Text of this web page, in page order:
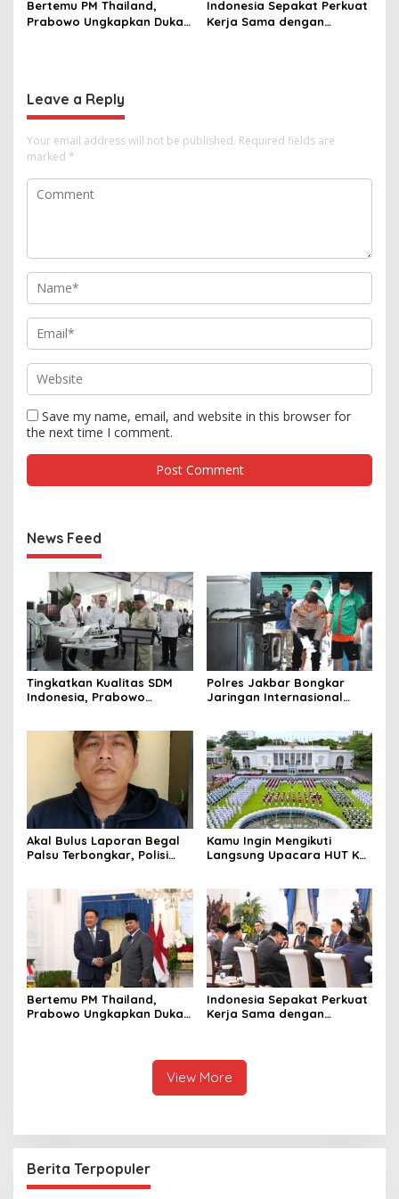
Bertemu PM Thailand,
Prabowo Ungkapkan Duka
Indonesia Sepakat Perkuat
Kerja Sama dengan
Leave a Reply
Your email address will not be published. Required fields are
marked *
Save my name, email, and website in this browser for
the next time I comment.
News Feed
Tingkatkan Kualitas SDM
Indonesia, Prabowo
Terbaik Dunia
Polres Jakbar Bongkar
Jaringan Internasional
Diringkus dan Barang Bukti
1,1 Ton Rp119 Miliar
Dimusnahkan
Akal Bulus Laporan Begal
Palsu Terbongkar, Polisi
Kamu Ingin Mengikuti
Langsung Upacara HUT Ke-
Pendaftaran Resminya di
Sini
Bertemu PM Thailand,
Prabowo Ungkapkan Duka
Indonesia Sepakat Perkuat
Kerja Sama dengan
View More
Berita Terpopuler